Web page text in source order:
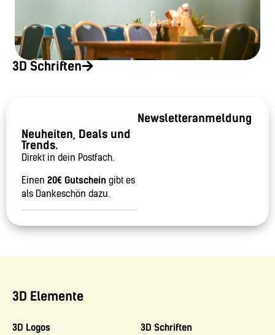
3D Schriften
Neuheiten, Deals und
Trends.
Direkt in dein Postfach.
Einen 20€ Gutschein gibt es
als Dankeschön dazu.
Newsletteranmeldung
3D Elemente
3D Logos
3D Schriften